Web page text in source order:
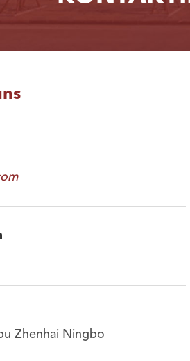
Zhenhai Ningbo